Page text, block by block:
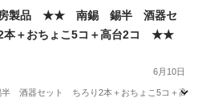
房製品 ★★ 南錫 錫半 酒器セ
本＋おちょこ5コ＋高台2コ ★★
6月10日
セット ちろり2本＋おちょこ5コ＋高台2